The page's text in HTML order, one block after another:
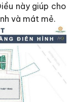
này giúp cho
và mát mẻ.